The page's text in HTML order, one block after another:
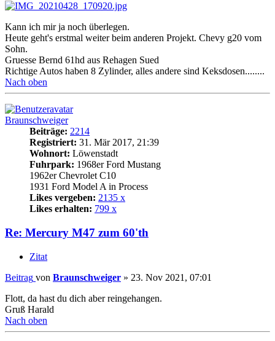
Kann ich mir ja noch überlegen.
Heute geht's erstmal weiter beim anderen Projekt. Chevy g20 vom
Sohn.
Gruesse Bernd 61hd aus Rehagen Sued
Richtige Autos haben 8 Zylinder, alles andere sind Keksdosen........
Nach oben
Braunschweiger
Beiträge: 2214
Registriert: 31. Mär 2017, 21:39
Wohnort: Löwenstadt
Fuhrpark: 1968er Ford Mustang
1962er Chevrolet C10
1931 Ford Model A in Process
Likes vergeben: 2135 x
Likes erhalten: 799 x
Re: Mercury M47 zum 60'th
Zitat
Beitrag von Braunschweiger » 23. Nov 2021, 07:01
Flott, da hast du dich aber reingehangen.
Gruß Harald
Nach oben